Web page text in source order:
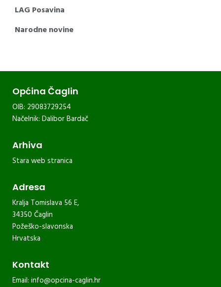
LAG Posavina
Narodne novine
Općina Čaglin
OIB: 29083729254
Načelnik: Dalibor Bardač
Arhiva
Stara web stranica
Adresa
Kralja Tomislava 56 E,
34350 Čaglin
Požeško-slavonska
Hrvatska
Kontakt
Email: info@opcina-caglin.hr